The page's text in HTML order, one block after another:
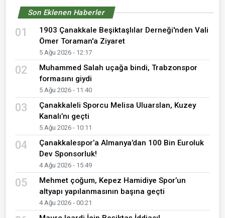
Son Eklenen Haberler
01
1903 Çanakkale Beşiktaşlılar Derneği'nden Vali
Ömer Toraman'a Ziyaret
5 Ağu 2026 - 12:17
02
Muhammed Salah uçağa bindi, Trabzonspor
formasını giydi
5 Ağu 2026 - 11:40
03
Çanakkaleli Sporcu Melisa Uluarslan, Kuzey
Kanalı’nı geçti
5 Ağu 2026 - 10:11
04
Çanakkalespor’a Almanya’dan 100 Bin Euroluk
Dev Sponsorluk!
4 Ağu 2026 - 15:49
05
Mehmet çoğum, Kepez Hamidiye Spor’un
altyapı yapılanmasının başına geçti
4 Ağu 2026 - 00:21